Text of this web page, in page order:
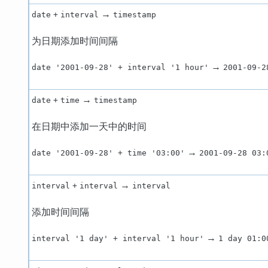
date + interval →timestamp
为日期添加时间间隔
date '2001-09-28' + interval '1 hour' → 2001-09-
date + time →timestamp
在日期中添加一天中的时间
date '2001-09-28' + time '03:00' → 2001-09-28
interval + interval → interval
添加时间间隔
interval '1 day' + interval '1 hour' → 1 day